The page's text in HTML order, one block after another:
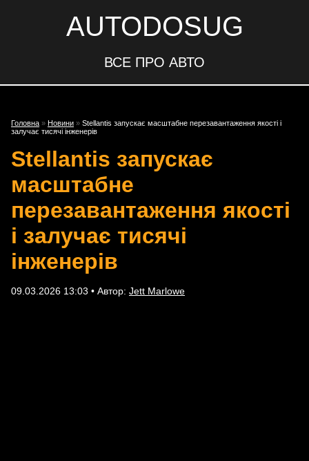
AUTODOSUG
ВСЕ ПРО АВТО
Головна » Новини » Stellantis запускає масштабне перезавантаження якості і
залучає тисячі інженерів
Stellantis запускає
масштабне
перезавантаження якості
і залучає тисячі
інженерів
09.03.2026 13:03 • Автор: Jett Marlowe